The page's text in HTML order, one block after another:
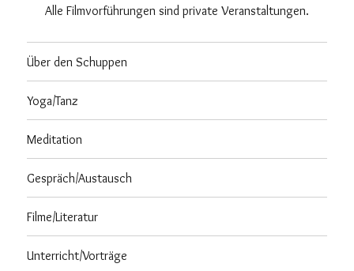
Alle Filmvorführungen sind private Veranstaltungen.
Über den Schuppen
Yoga/Tanz
Meditation
Gespräch/Austausch
Filme/Literatur
Unterricht/Vorträge